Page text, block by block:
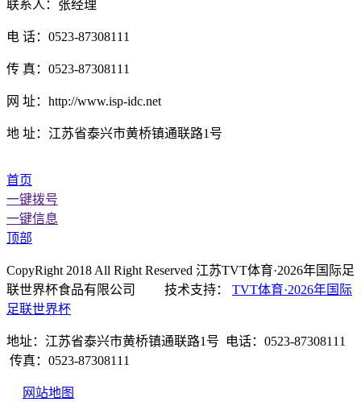
联系人：张经理
电 话：0523-87308111
传 真：0523-87308111
网 址：http://www.isp-idc.net
地 址：江苏省泰兴市黄桥镇通联路1号
首页
一键拨号
一键信息
顶部
CopyRight 2018 All Right Reserved 江苏TVT体育·2026年国际足
联世界杯食品有限公司 技术支持： TVT体育·2026年国际
足联世界杯
地址：江苏省泰兴市黄桥镇通联路1号 电话：0523-87308111
传真：0523-87308111
网站地图